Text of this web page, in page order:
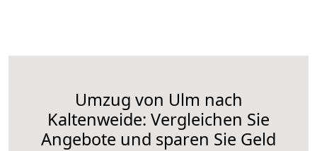
Umzug von Ulm nach
Kaltenweide: Vergleichen Sie
Angebote und sparen Sie Geld